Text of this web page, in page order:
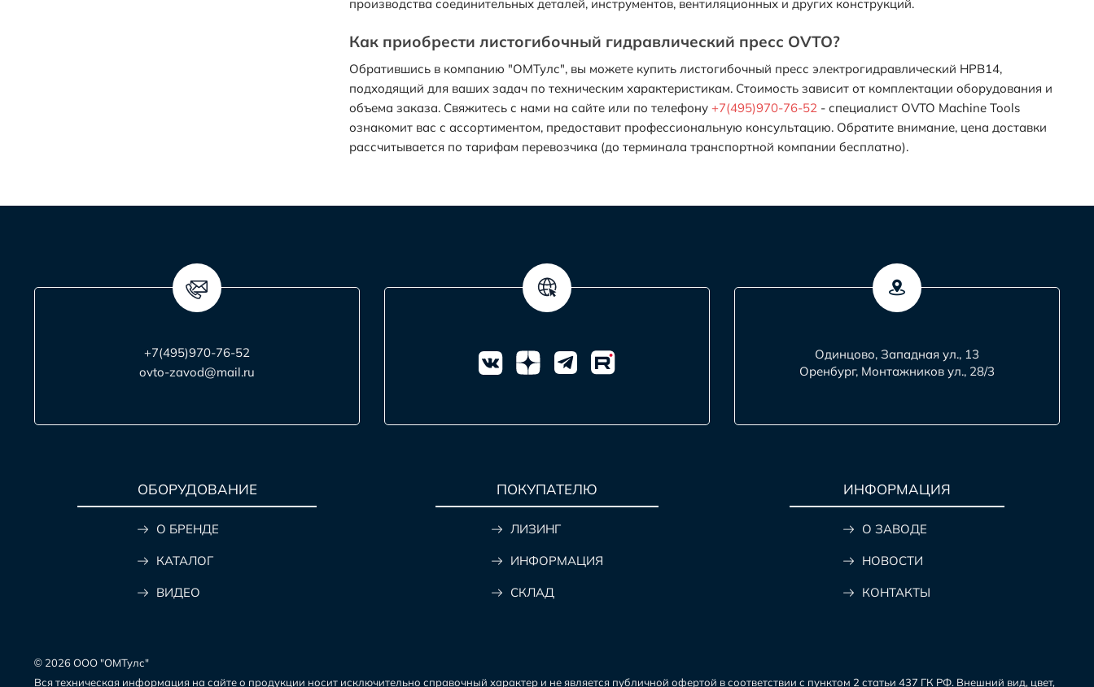
производства соединительных деталей, инструментов, вентиляционных и других конструкций.
Как приобрести листогибочный гидравлический пресс OVTO?
Обратившись в компанию "ОМТулс", вы можете купить листогибочный пресс электрогидравлический HPB14,
подходящий для ваших задач по техническим характеристикам. Стоимость зависит от комплектации оборудования и
объема заказа. Свяжитесь с нами на сайте или по телефону +7(495)970-76-52 - специалист OVTO Machine Tools
ознакомит вас с ассортиментом, предоставит профессиональную консультацию. Обратите внимание, цена доставки
рассчитывается по тарифам перевозчика (до терминала транспортной компании бесплатно).
+7(495)970-76-52
ovto-zavod@mail.ru
Одинцово, Западная ул., 13
Оренбург, Монтажников ул., 28/3
ОБОРУДОВАНИЕ
О БРЕНДЕ
КАТАЛОГ
ВИДЕО
ПОКУПАТЕЛЮ
ЛИЗИНГ
ИНФОРМАЦИЯ
СКЛАД
ИНФОРМАЦИЯ
О ЗАВОДЕ
НОВОСТИ
КОНТАКТЫ
© 2026 ООО "ОМТулс"
Вся техническая информация на сайте о продукции носит исключительно справочный характер и не является публичной офертой в соответствии с пунктом 2 статьи 437 ГК РФ. Внешний вид, цвет,